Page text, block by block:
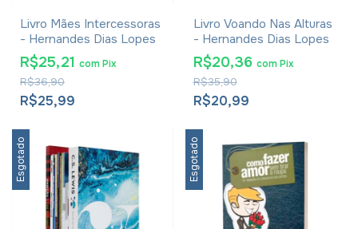
Livro Mães Intercessoras
- Hernandes Dias Lopes
R$25,99
R$36,90
R$25,21 comPix
Livro Voando Nas Alturas
- Hernandes Dias Lopes
R$20,99
R$35,90
R$20,36 com Pix
Esgotado Esgotado